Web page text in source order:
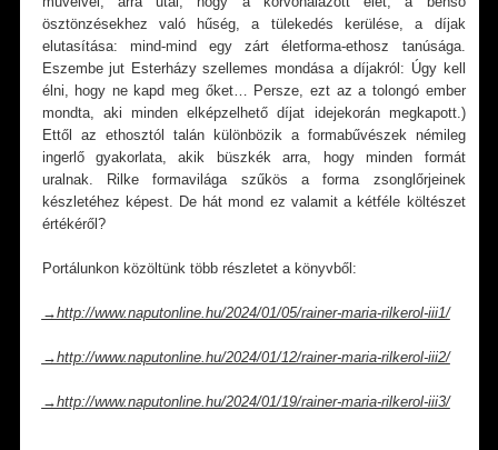
ösztönzésekhez való hűség, a tülekedés kerülése, a díjak
elutasítása: mind-mind egy zárt életforma-ethosz tanúsága.
Eszembe jut Esterházy szellemes mondása a díjakról: Úgy kell
élni, hogy ne kapd meg őket… Persze, ezt az a tolongó ember
mondta, aki minden elképzelhető díjat idejekorán megkapott.)
Ettől az ethosztól talán különbözik a formabűvészek némileg
ingerlő gyakorlata, akik büszkék arra, hogy minden formát
uralnak. Rilke formavilága szűkös a forma zsonglőrjeinek
készletéhez képest. De hát mond ez valamit a kétféle költészet
értékéről?
Portálunkon közöltünk több részletet a könyvből:
→http://www.naputonline.hu/2024/01/05/rainer-maria-rilkerol-iii1/
→http://www.naputonline.hu/2024/01/12/rainer-maria-rilkerol-iii2/
→http://www.naputonline.hu/2024/01/19/rainer-maria-rilkerol-iii3/